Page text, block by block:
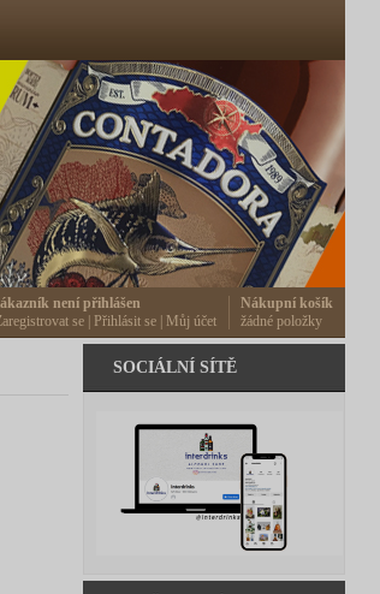
SOCIÁLNÍ SÍTĚ
Nákupní košík
žádné položky
není přihlášen
se
Přihlásit se Můj účet